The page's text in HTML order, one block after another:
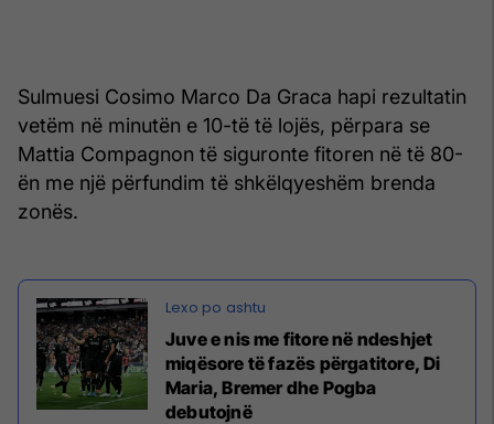
Sulmuesi Cosimo Marco Da Graca hapi rezultatin
vetëm në minutën e 10-të të lojës, përpara se
Mattia Compagnon të siguronte fitoren në të 80-
ën me një përfundim të shkëlqyeshëm brenda
zonës.
Juve e nis me fitore në ndeshjet
miqësore të fazës përgatitore, Di
Maria, Bremer dhe Pogba
debutojnë